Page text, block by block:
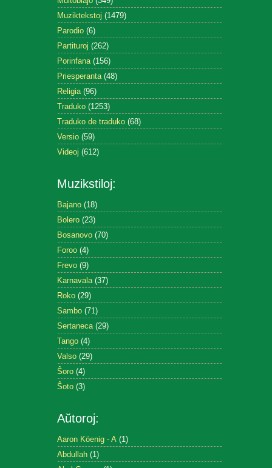
Muziktekstoj (1479)
Parodio (6)
Partituroj (262)
Porinfana (156)
Priesperanta (48)
Religia (96)
Traduko (1253)
Traduko de traduko (68)
Versio (59)
Videoj (612)
Muzikstiloj:
Bajano (18)
Bolero (23)
Bosanovo (70)
Foroo (4)
Frevo (9)
Karnavala (37)
Roko (29)
Sambo (71)
Sertaneca (29)
Tango (4)
Valso (29)
Ŝoro (4)
Ŝoto (3)
Aŭtoroj:
Aaron Köenig - A (1)
Abdullah (1)